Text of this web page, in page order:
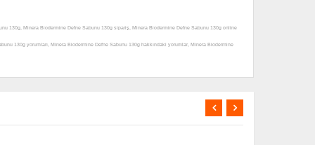
130g, Minera Biodermine Defne Sabunu 130g sipariş, Minera Biodermine Defne Sabunu 130g online
130g yorumları, Minera Biodermine Defne Sabunu 130g hakkındaki yorumlar, Minera Biodermine
Minera Biodermine Defne Sabunu 130g satan yerler, Minera Biodermine Defne Sabunu 130g nerede
Defne Sabunu 130g fiyatı, Minera Biodermine Defne Sabunu 130g fiyatları, Minera Biodermine Defne